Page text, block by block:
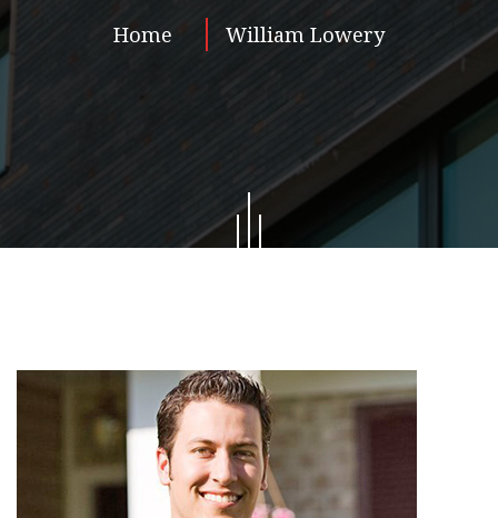
Home William Lowery